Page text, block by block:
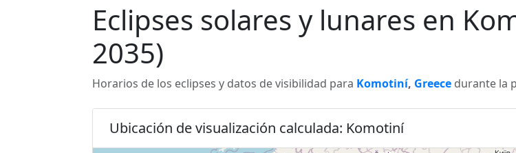
Eclipses solares y lunares en
2035)
Horarios de los eclipses y datos de visibilidad para Komotiní, Greece durante la
Ubicación de visualización calculada: Komotiní